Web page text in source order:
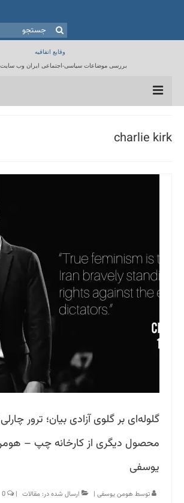
جستجو
برای:
وقایع اتفاقیه
بررسی موضاعات سیاسی-اجتماعی ایران وب سایت
مقالات
charlie kirk
گلوله‌ای بر گلوی آزادی بیان؛ ترور
محصول دیگری از کارخانه چپ –
یوسفی
توسط هومن یوسفی | ارسال شده در: مقالات |